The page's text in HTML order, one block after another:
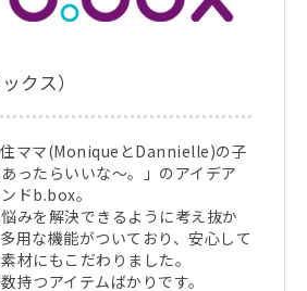
クス）
ママ(MoniqueとDannielle)の子
ったらいいな～。」のアイデア
ドb.box。
みを解決できるように考え抜か
用な機能がついており、安心して
材にもこだわりました。
持つアイテムばかりです。